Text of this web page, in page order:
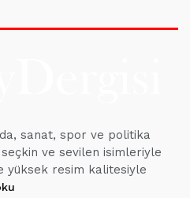
sanat, spor ve politika
seçkin ve sevilen isimleriyle
yüksek resim kalitesiyle